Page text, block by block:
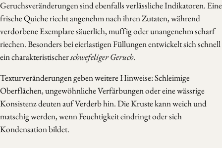
Geruchsveränderungen sind ebenfalls verlässliche Indikatoren. Eine
frische Quiche riecht angenehm nach ihren Zutaten, während
verdorbene Exemplare säuerlich, muffig oder unangenehm scharf
riechen. Besonders bei eierlastigen Füllungen entwickelt sich schnell
ein charakteristischerschwefeliger Geruch.
Texturveränderungen geben weitere Hinweise: Schleimige
Oberflächen, ungewöhnliche Verfärbungen oder eine wässrige
Konsistenz deuten auf Verderb hin. Die Kruste kann weich und
matschig werden, wenn Feuchtigkeit eindringt oder sich
Kondensation bildet.